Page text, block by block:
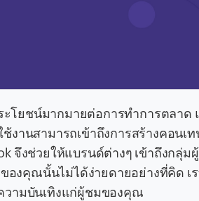
ะโยชน์มากมายต่อการทำการตลา
งานสามารถเข้าถึงการสร้างคอน
จึงช่วยให้แบรนด์ต่างๆ เข้าถึงกลุ่
องคุณนั้นไม่ได้ง่ายดายอย่างที่คิด เ
วามบันเทิงแก่ผู้ชมของคุณ